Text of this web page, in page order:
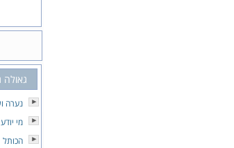
גאולה
נערה
מי
הכותל